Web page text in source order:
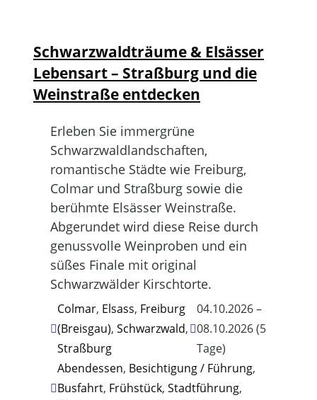
Schwarzwaldträume & Elsässer
Lebensart – Straßburg und die
Weinstraße entdecken
Erleben Sie immergrüne
Schwarzwaldlandschaften,
romantische Städte wie Freiburg,
Colmar und Straßburg sowie die
berühmte Elsässer Weinstraße.
Abgerundet wird diese Reise durch
genussvolle Weinproben und ein
süßes Finale mit original
Schwarzwälder Kirschtorte.
Colmar, Elsass, Freiburg
(Breisgau), Schwarzwald,
Straßburg
04.10.2026 –
08.10.2026 (5
Tage)
Abendessen, Besichtigung / Führung,
Busfahrt, Frühstück, Stadtführung,